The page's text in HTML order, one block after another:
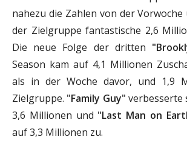
nahezu die Zahlen von der
der Zielgruppe fantastische 2,6
Die neue Folge der dritten
Season kam auf 4,1 Millionen
als in der Woche davor, und 1,9
Zielgruppe. "Family Guy" verbesserte
3,6 Millionen und "Last Man on
auf 3,3 Millionen zu.